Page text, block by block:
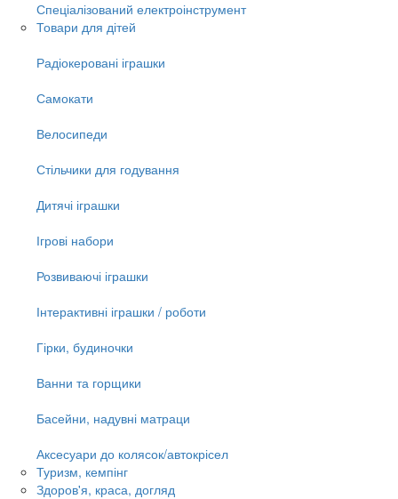
Спеціалізований електроінструмент
Товари для дітей
Радіокеровані іграшки
Самокати
Велосипеди
Стільчики для годування
Дитячі іграшки
Ігрові набори
Розвиваючі іграшки
Інтерактивні іграшки / роботи
Гірки, будиночки
Ванни та горщики
Басейни, надувні матраци
Аксесуари до колясок/автокрісел
Туризм, кемпінг
Здоров'я, краса, догляд